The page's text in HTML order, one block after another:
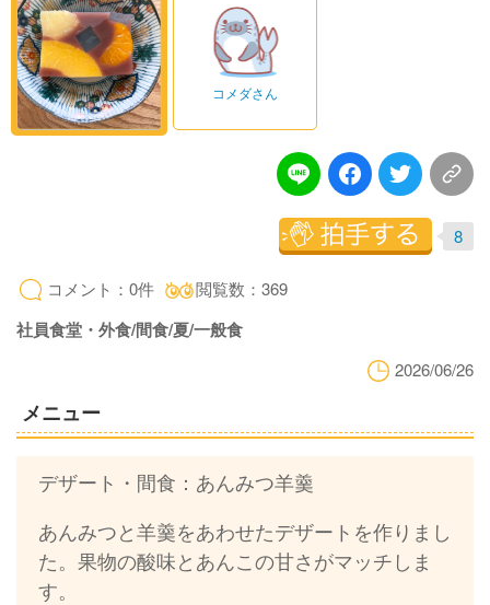
コメダさん
8
コメント：0件 閲覧数：369
社員食堂・外食/間食/夏/一般食
2026/06/26
メニュー
デザート・間食：あんみつ羊羹
あんみつと羊羹をあわせたデザートを作りまし
た。果物の酸味とあんこの甘さがマッチしま
す。